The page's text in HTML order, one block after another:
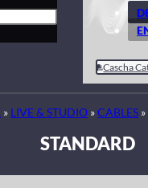
Cascha
» LIVE & STUDIO »CABLES »
STANDARD